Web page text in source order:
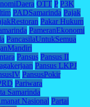
OTT P P3K
PADSamarinda Pajak
Pakar Hukum
PameranEkonomi
PancasilaUntukSemua
Pansus Pansus II
Pansus LKPJ
PansusPokir
Pariwara
Samarinda
Nasional Partai